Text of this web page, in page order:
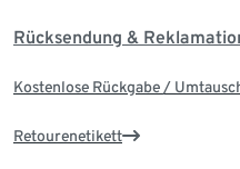
Rücksendung &
Kostenlose Rückgabe /
Retourenetikett